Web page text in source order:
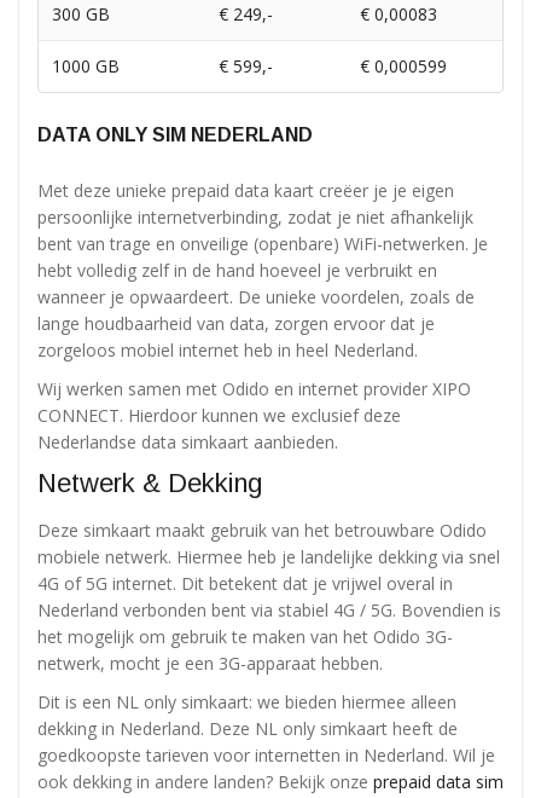
300 GB € 249,- € 0,00083
1000 GB € 599,- € 0,000599
DATA ONLY SIM NEDERLAND
Met deze unieke prepaid data kaart creëer je je eigen
persoonlijke internetverbinding, zodat je niet afhankelijk
bent van trage en onveilige (openbare) WiFi-netwerken. Je
hebt volledig zelf in de hand hoeveel je verbruikt en
wanneer je opwaardeert. De unieke voordelen, zoals de
lange houdbaarheid van data, zorgen ervoor dat je
zorgeloos mobiel internet heb in heel Nederland.
Wij werken samen met Odido en internet provider XIPO
CONNECT. Hierdoor kunnen we exclusief deze
Nederlandse data simkaart aanbieden.
Netwerk & Dekking
Deze simkaart maakt gebruik van het betrouwbare Odido
mobiele netwerk. Hiermee heb je landelijke dekking via snel
4G of 5G internet. Dit betekent dat je vrijwel overal in
Nederland verbonden bent via stabiel 4G / 5G. Bovendien is
het mogelijk om gebruik te maken van het Odido 3G-
netwerk, mocht je een 3G-apparaat hebben.
Dit is een NL only simkaart: we bieden hiermee alleen
dekking in Nederland. Deze NL only simkaart heeft de
goedkoopste tarieven voor internetten in Nederland. Wil je
ook dekking in andere landen? Bekijk onze prepaid data sim